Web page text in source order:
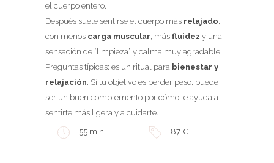
el cuerpo entero.
Después suele sentirse el cuerpo más relajado
con menos carga muscular , más fluidez y una
sensación de “limpieza” y calma muy agradable.
Preguntas típicas: es un ritual para bienestar y
relajación . Si tu objetivo es perder peso, puede
ser un buen complemento por cómo te ayuda a
sentirte más ligera y a cuidarte.
55 min 87 €